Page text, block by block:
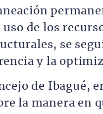
de los
se
y la
de Ibagué,
la manera en